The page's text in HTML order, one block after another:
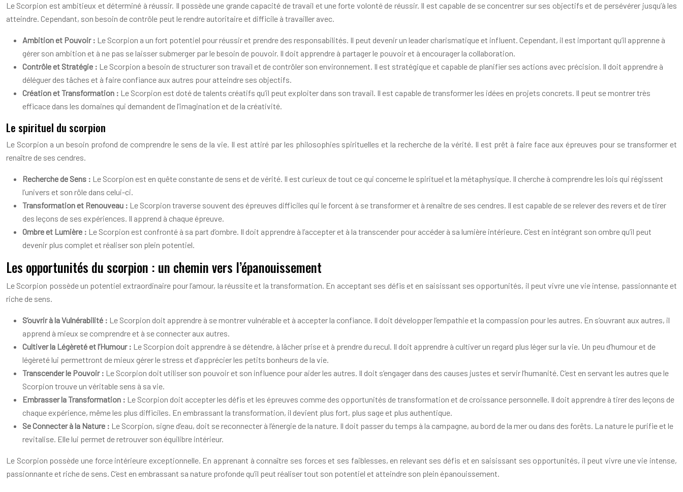
Le Scorpion est ambitieux et déterminé à réussir. Il possède une grande capacité de travail et une forte volonté de réussir. Il est capable de se concentrer sur ses objectifs et de persévérer jusqu’à les
atteindre. Cependant, son besoin de contrôle peut le rendre autoritaire et difficile à travailler avec.
Ambition et Pouvoir : Le Scorpion a un fort potentiel pour réussir et prendre des responsabilités. Il peut devenir un leader charismatique et influent. Cependant, il est important qu’il apprenne à
gérer son ambition et à ne pas se laisser submerger par le besoin de pouvoir. Il doit apprendre à partager le pouvoir et à encourager la collaboration.
Contrôle et Stratégie : Le Scorpion a besoin de structurer son travail et de contrôler son environnement. Il est stratégique et capable de planifier ses actions avec précision. Il doit apprendre à
déléguer des tâches et à faire confiance aux autres pour atteindre ses objectifs.
Création et Transformation : Le Scorpion est doté de talents créatifs qu’il peut exploiter dans son travail. Il est capable de transformer les idées en projets concrets. Il peut se montrer très
efficace dans les domaines qui demandent de l’imagination et de la créativité.
Le spirituel du scorpion
Le Scorpion a un besoin profond de comprendre le sens de la vie. Il est attiré par les philosophies spirituelles et la recherche de la vérité. Il est prêt à faire face aux épreuves pour se transformer et
renaître de ses cendres.
Recherche de Sens : Le Scorpion est en quête constante de sens et de vérité. Il est curieux de tout ce qui concerne le spirituel et la métaphysique. Il cherche à comprendre les lois qui régissent
l’univers et son rôle dans celui-ci.
Transformation et Renouveau : Le Scorpion traverse souvent des épreuves difficiles qui le forcent à se transformer et à renaître de ses cendres. Il est capable de se relever des revers et de tirer
des leçons de ses expériences. Il apprend à chaque épreuve.
Ombre et Lumière : Le Scorpion est confronté à sa part d’ombre. Il doit apprendre à l’accepter et à la transcender pour accéder à sa lumière intérieure. C’est en intégrant son ombre qu’il peut
devenir plus complet et réaliser son plein potentiel.
Les opportunités du scorpion : un chemin vers l’épanouissement
Le Scorpion possède un potentiel extraordinaire pour l’amour, la réussite et la transformation. En acceptant ses défis et en saisissant ses opportunités, il peut vivre une vie intense, passionnante et
riche de sens.
S’ouvrir à la Vulnérabilité : Le Scorpion doit apprendre à se montrer vulnérable et à accepter la confiance. Il doit développer l’empathie et la compassion pour les autres. En s’ouvrant aux autres, il
apprend à mieux se comprendre et à se connecter aux autres.
Cultiver la Légèreté et l’Humour : Le Scorpion doit apprendre à se détendre, à lâcher prise et à prendre du recul. Il doit apprendre à cultiver un regard plus léger sur la vie. Un peu d’humour et de
légèreté lui permettront de mieux gérer le stress et d’apprécier les petits bonheurs de la vie.
Transcender le Pouvoir : Le Scorpion doit utiliser son pouvoir et son influence pour aider les autres. Il doit s’engager dans des causes justes et servir l’humanité. C’est en servant les autres que le
Scorpion trouve un véritable sens à sa vie.
Embrasser la Transformation : Le Scorpion doit accepter les défis et les épreuves comme des opportunités de transformation et de croissance personnelle. Il doit apprendre à tirer des leçons de
chaque expérience, même les plus difficiles. En embrassant la transformation, il devient plus fort, plus sage et plus authentique.
Se Connecter à la Nature : Le Scorpion, signe d’eau, doit se reconnecter à l’énergie de la nature. Il doit passer du temps à la campagne, au bord de la mer ou dans des forêts. La nature le purifie et le
revitalise. Elle lui permet de retrouver son équilibre intérieur.
Le Scorpion possède une force intérieure exceptionnelle. En apprenant à connaître ses forces et ses faiblesses, en relevant ses défis et en saisissant ses opportunités, il peut vivre une vie intense,
passionnante et riche de sens. C’est en embrassant sa nature profonde qu’il peut réaliser tout son potentiel et atteindre son plein épanouissement.